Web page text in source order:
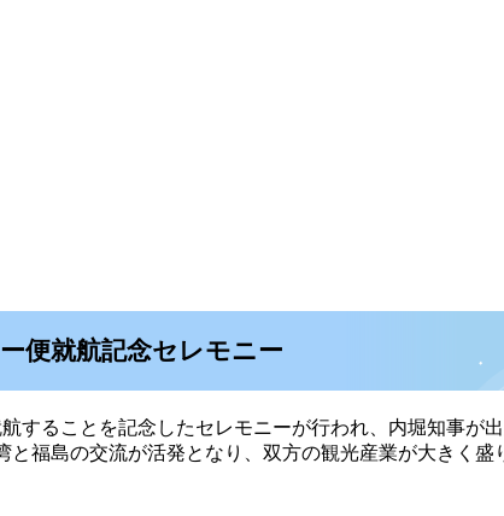
便就航記念セレモニー
ることを記念したセレモニーが行われ、内堀知事が出
福島の交流が活発となり、双方の観光産業が大きく